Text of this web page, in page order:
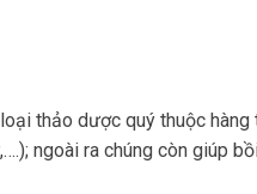
thảo dược quý thuộc
ngoài ra chúng còn giúp